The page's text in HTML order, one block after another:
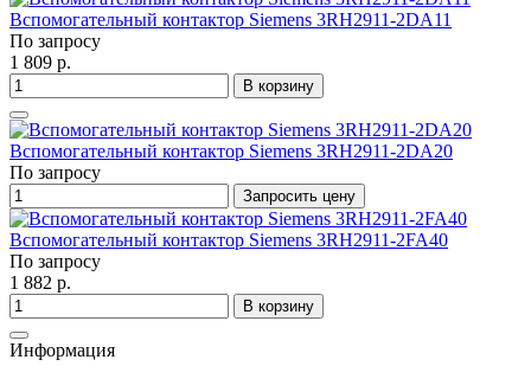
Вспомогательный контактор Siemens 3RH2911-2DA11
По запросу
1 809 р.
В корзину
Вспомогательный контактор Siemens 3RH2911-2DA20
По запросу
Запросить цену
Вспомогательный контактор Siemens 3RH2911-2FA40
По запросу
1 882 р.
В корзину
Информация